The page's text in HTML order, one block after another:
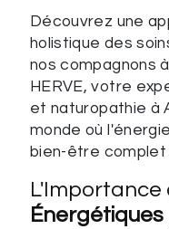
Découvrez une
holistique des
nos compagnons
HERVE, votre
et naturopathie à
monde où
bien-être complet
L'Importance